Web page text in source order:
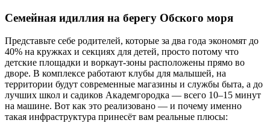
Семейная идиллия на берегу Обского моря
Представьте себе родителей, которые за два года экономят до
40% на кружках и секциях для детей, просто потому что
детские площадки и воркаут-зоны расположены прямо во
дворе. В комплексе работают клубы для малышей, на
территории будут современные магазины и службы быта, а до
лучших школ и садиков Академгородка — всего 10–15 минут
на машине. Вот как это реализовано — и почему именно
такая инфраструктура принесёт вам реальные плюсы: